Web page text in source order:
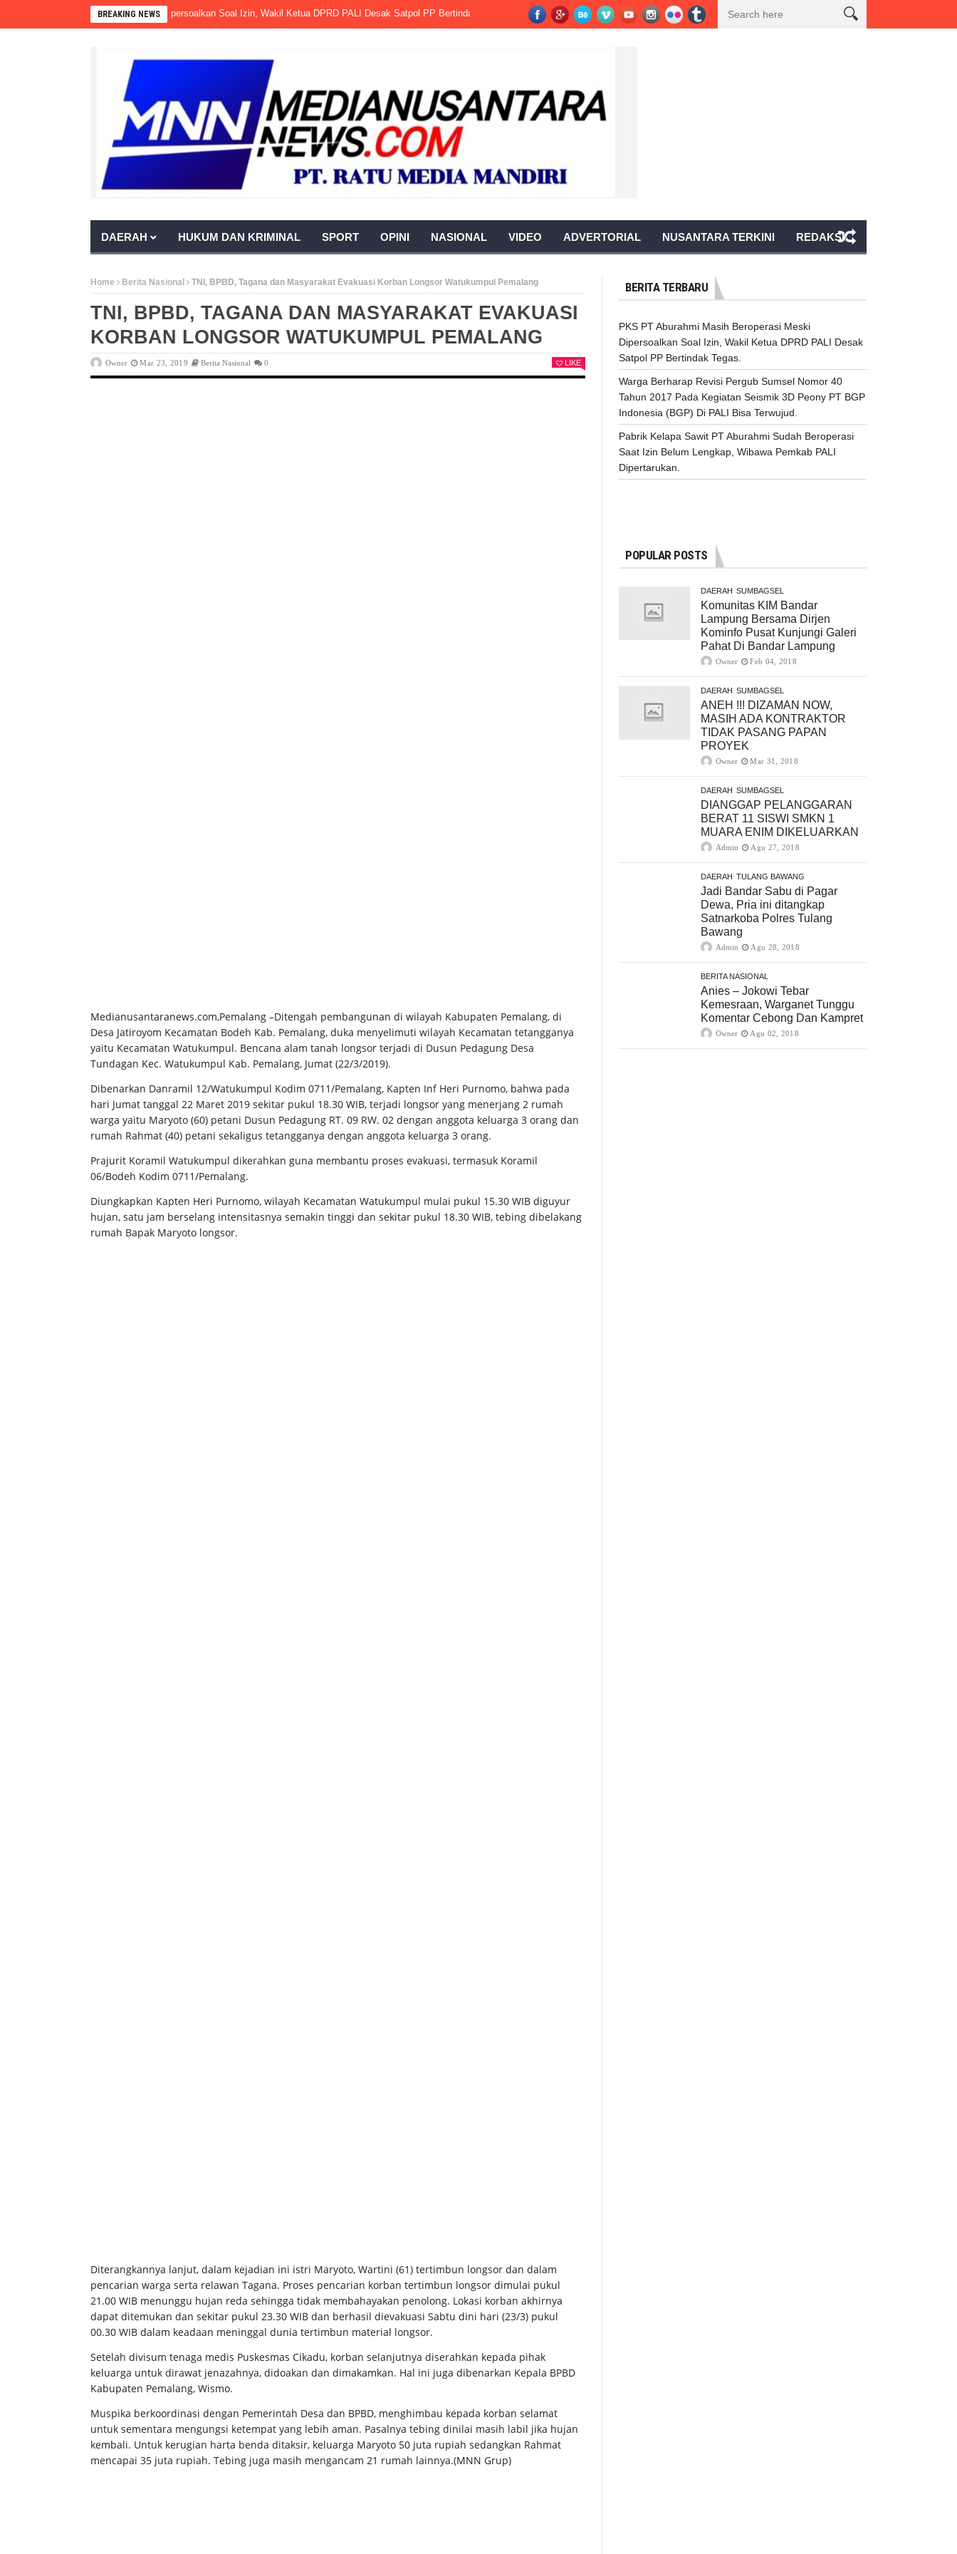
BREAKING NEWS
Masih Beroperasi Meski Dipersoalkan Soal Izin, Wakil Ketua DPRD PALI Desak Satpol PP Bertindak Tegas. Warga Berharap Revisi Pergub Sumsel Nomor 40 Tahun 2017 Pada Kegiatan Seismik 3D Peony PT BGP
DAERAH HUKUM DAN KRIMINAL SPORT OPINI NASIONAL VIDEO ADVERTORIAL NUSANTARA TERKINI REDAKSI
Home Berita Nasional TNI, BPBD, Tagana dan Masyarakat Evakuasi Korban Longsor Watukumpul Pemalang
TNI, BPBD, TAGANA DAN MASYARAKAT EVAKUASI
KORBAN LONGSOR WATUKUMPUL PEMALANG
Owner Mar 23, 2019 Berita Nasional 0 LIKE
Medianusantaranews.com,Pemalang –Ditengah pembangunan di wilayah Kabupaten Pemalang, di
Desa Jatiroyom Kecamatan Bodeh Kab. Pemalang, duka menyelimuti wilayah Kecamatan tetangganya
yaitu Kecamatan Watukumpul. Bencana alam tanah longsor terjadi di Dusun Pedagung Desa
Tundagan Kec. Watukumpul Kab. Pemalang, Jumat (22/3/2019).
Dibenarkan Danramil 12/Watukumpul Kodim 0711/Pemalang, Kapten Inf Heri Purnomo, bahwa pada
hari Jumat tanggal 22 Maret 2019 sekitar pukul 18.30 WIB, terjadi longsor yang menerjang 2 rumah
warga yaitu Maryoto (60) petani Dusun Pedagung RT. 09 RW. 02 dengan anggota keluarga 3 orang dan
rumah Rahmat (40) petani sekaligus tetangganya dengan anggota keluarga 3 orang.
Prajurit Koramil Watukumpul dikerahkan guna membantu proses evakuasi, termasuk Koramil
06/Bodeh Kodim 0711/Pemalang.
Diungkapkan Kapten Heri Purnomo, wilayah Kecamatan Watukumpul mulai pukul 15.30 WIB diguyur
hujan, satu jam berselang intensitasnya semakin tinggi dan sekitar pukul 18.30 WIB, tebing dibelakang
rumah Bapak Maryoto longsor.
Diterangkannya lanjut, dalam kejadian ini istri Maryoto, Wartini (61) tertimbun longsor dan dalam
pencarian warga serta relawan Tagana. Proses pencarian korban tertimbun longsor dimulai pukul
21.00 WIB menunggu hujan reda sehingga tidak membahayakan penolong. Lokasi korban akhirnya
dapat ditemukan dan sekitar pukul 23.30 WIB dan berhasil dievakuasi Sabtu dini hari (23/3) pukul
00.30 WIB dalam keadaan meninggal dunia tertimbun material longsor.
Setelah divisum tenaga medis Puskesmas Cikadu, korban selanjutnya diserahkan kepada pihak
keluarga untuk dirawat jenazahnya, didoakan dan dimakamkan. Hal ini juga dibenarkan Kepala BPBD
Kabupaten Pemalang, Wismo.
Muspika berkoordinasi dengan Pemerintah Desa dan BPBD, menghimbau kepada korban selamat
untuk sementara mengungsi ketempat yang lebih aman. Pasalnya tebing dinilai masih labil jika hujan
kembali. Untuk kerugian harta benda ditaksir, keluarga Maryoto 50 juta rupiah sedangkan Rahmat
mencapai 35 juta rupiah. Tebing juga masih mengancam 21 rumah lainnya.(MNN Grup)
BERITA TERBARU
PKS PT Aburahmi Masih Beroperasi Meski
Dipersoalkan Soal Izin, Wakil Ketua DPRD PALI Desak
Satpol PP Bertindak Tegas.
Warga Berharap Revisi Pergub Sumsel Nomor 40
Tahun 2017 Pada Kegiatan Seismik 3D Peony PT BGP
Indonesia (BGP) Di PALI Bisa Terwujud.
Pabrik Kelapa Sawit PT Aburahmi Sudah Beroperasi
Saat Izin Belum Lengkap, Wibawa Pemkab PALI
Dipertarukan.
POPULAR POSTS
DAERAH SUMBAGSEL
Komunitas KIM Bandar
Lampung Bersama Dirjen
Kominfo Pusat Kunjungi Galeri
Pahat Di Bandar Lampung
Owner Feb 04, 2018
DAERAH SUMBAGSEL
ANEH !!! DIZAMAN NOW,
MASIH ADA KONTRAKTOR
TIDAK PASANG PAPAN
PROYEK
Owner Mar 31, 2018
DAERAH SUMBAGSEL
DIANGGAP PELANGGARAN
BERAT 11 SISWI SMKN 1
MUARA ENIM DIKELUARKAN
Admin Agu 27, 2018
DAERAH TULANG BAWANG
Jadi Bandar Sabu di Pagar
Dewa, Pria ini ditangkap
Satnarkoba Polres Tulang
Bawang
Admin Agu 28, 2018
BERITA NASIONAL
Anies – Jokowi Tebar
Kemesraan, Warganet Tunggu
Komentar Cebong Dan Kampret
Owner Agu 02, 2018